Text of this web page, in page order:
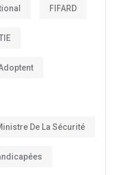
FIFARD
De La Sécurité